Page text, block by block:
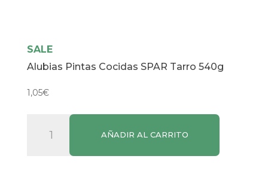
SALE
Alubias Pintas Cocidas SPAR Tarro 540g
1,05€
Pintas
AÑADIR AL CARRITO